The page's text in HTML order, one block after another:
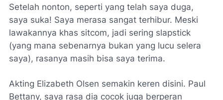
Setelah nonton, seperti yang telah saya duga,
saya suka! Saya merasa sangat terhibur. Meski
lawakannya khas sitcom, jadi sering slapstick
(yang mana sebenarnya bukan yang lucu selera
saya), rasanya masih bisa saya terima.
Akting Elizabeth Olsen semakin keren disini. Paul
Bettany, saya rasa dia cocok juga berperan